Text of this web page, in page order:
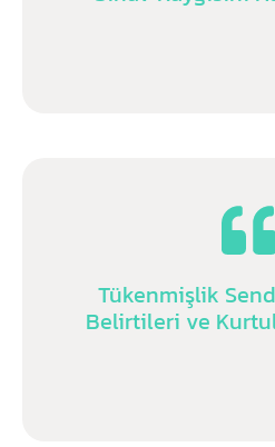
Tükenmişlik
Belirtileri ve